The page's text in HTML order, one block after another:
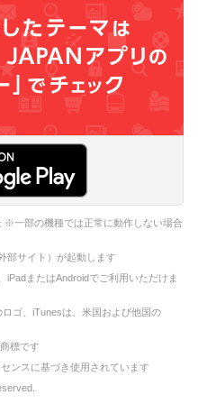
※一部の機種では正常に動作しない場合
部サイト）が起動します
iPadまたはAndroidでご利用いただけま
ゴ、iTunesは、米国および他国の
標です
ンスに基づき使用されています